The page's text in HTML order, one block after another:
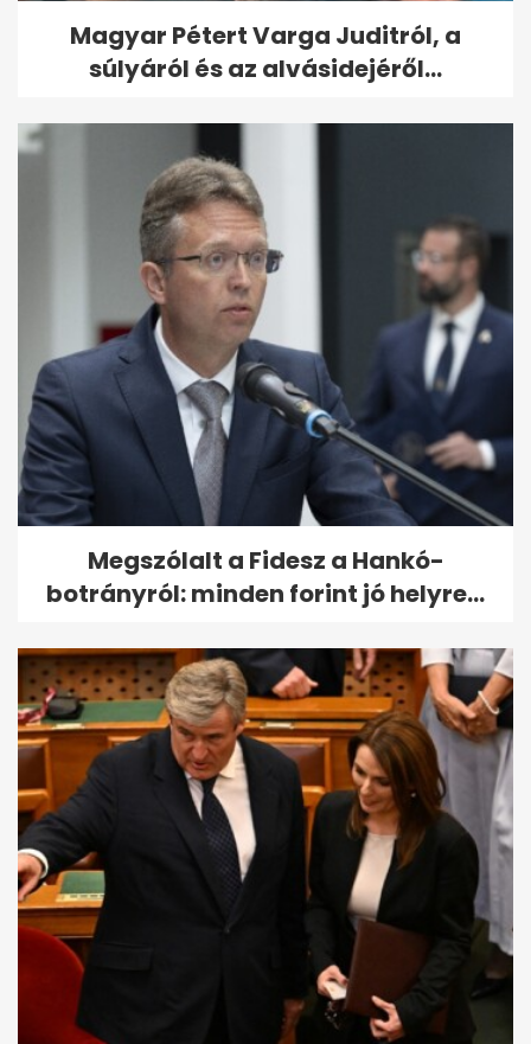
Magyar Pétert Varga Juditról, a
súlyáról és az alvásidejéről...
Megszólalt a Fidesz a Hankó-
botrányról: minden forint jó helyre...